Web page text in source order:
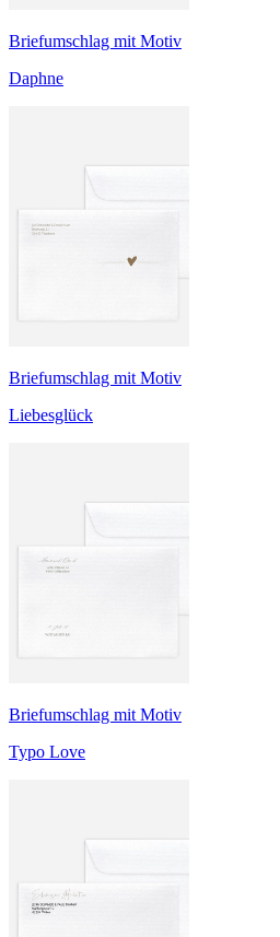
Briefumschlag mit Motiv
Daphne
Briefumschlag mit Motiv
Liebesglück
Briefumschlag mit Motiv
Typo Love